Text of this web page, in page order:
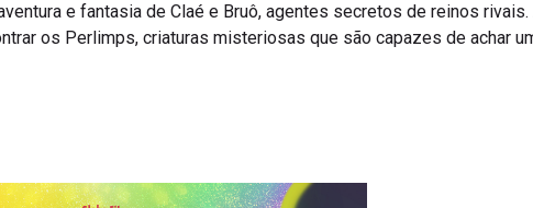
e fantasia de Claé e Bruô, agentes secretos de reinos
os Perlimps, criaturas misteriosas que são capazes de achar